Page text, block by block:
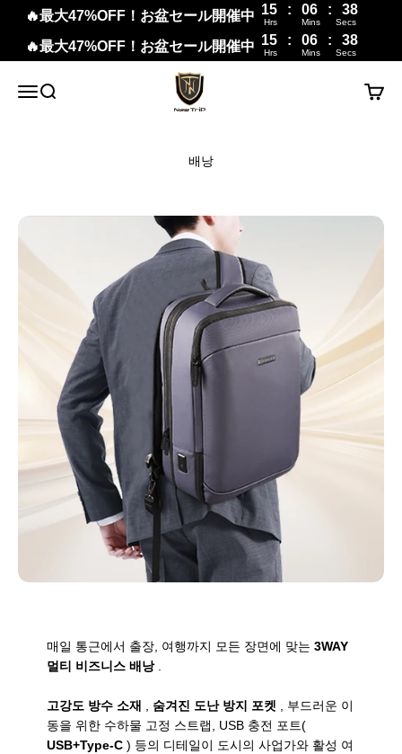
🔥最大47%OFF！お盆セール開催中 15 : 06 : 38
Hrs Mins Secs
🔥最大47%OFF！お盆セール開催中 15 : 06 : 38
Hrs Mins Secs
메뉴검색
New Trip
장바
배낭
매일 통근에서 출장, 여행까지 모든 장면에 맞는 3WAY
멀티 비즈니스 배낭.
고강도 방수 소재 , 숨겨진 도난 방지 포켓 , 부드러운 이
동을 위한 수하물 고정 스트랩, USB 충전 포트(
USB+Type-C ) 등의 디테일이 도시의 사업가와 활성 여